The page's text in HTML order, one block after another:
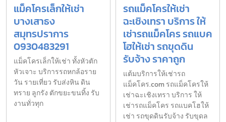
แม็คโครเล็กให้เช่า
บางเสาธง
สมุทรปราการ
0930483291
แม็คโครเล็กให้เช่า ทั้งหัวตัก
หัวเจาะ บริการรถหกล้อราย
วัน รายเที่ยว รับส่งหิน ดิน
ทราย ลูกรัง ตักขยะขนทิ้ง รับ
งานทั่วทุก
รถแม็คโครให้เช่า
ฉะเชิงเทรา บริการ ให้
เช่ารถแม็คโคร รถแบค
โฮให้เช่า รถขุดดิน
รับจ้าง ราคาถูก
แต้มบริการให้เช่ารถ
แม็คโคร.com รถแม็คโครให้
เช่าฉะเชิงเทรา บริการ ให้
เช่ารถแม็คโคร รถแบคโฮให้
เช่า รถขุดดินรับจ้าง รับขุดล